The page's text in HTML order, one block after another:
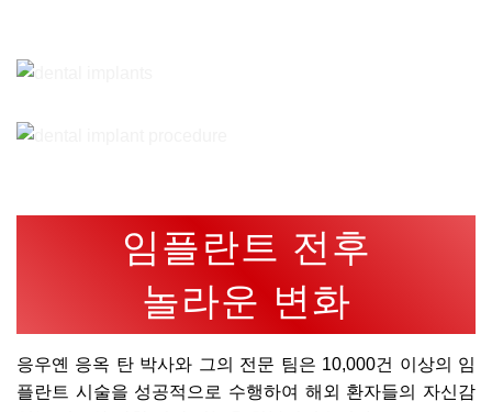
임플란트 전후
놀라운 변화
응우옌 응옥 탄 박사와 그의 전문 팀은 10,000건 이상의 임
플란트 시술을 성공적으로 수행하여 해외 환자들의 자신감